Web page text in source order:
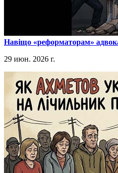
​Навіщо «реформаторам»
29 июн. 2026 г.